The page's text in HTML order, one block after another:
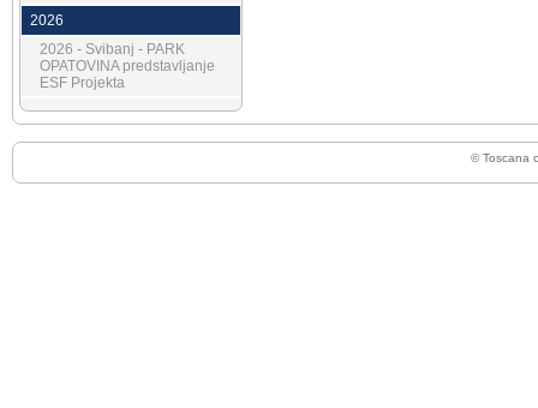
2026
2026 - Svibanj - PARK
OPATOVINA predstavljanje
ESF Projekta
© Toscana